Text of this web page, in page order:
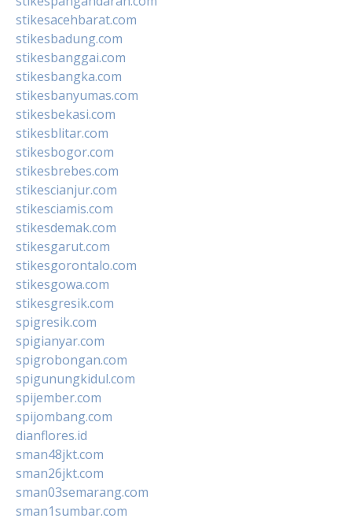
stikesacehbarat.com
stikesbadung.com
stikesbanggai.com
stikesbangka.com
stikesbanyumas.com
stikesbekasi.com
stikesblitar.com
stikesbogor.com
stikesbrebes.com
stikescianjur.com
stikesciamis.com
stikesdemak.com
stikesgarut.com
stikesgorontalo.com
stikesgowa.com
stikesgresik.com
spigresik.com
spigianyar.com
spigrobongan.com
spigunungkidul.com
spijember.com
spijombang.com
dianflores.id
sman48jkt.com
sman26jkt.com
sman03semarang.com
sman1sumbar.com